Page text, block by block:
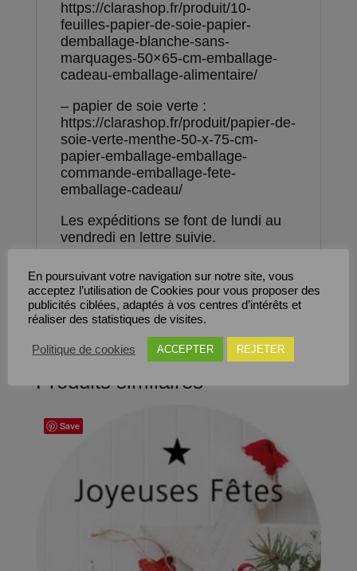
https://clarashop.fr/produit/10-
feuilles-papier-de-soie-papier-
demballage-blanche-sans-
marquages-50×65-cm-emballage-
cadeau-emballage-alimentaire/
– papier de soie verte :
https://clarashop.fr/produit/papier-de-
soie-verte-menthe-50-x-75-cm-
papier-emballage-emballage-
commande-emballage-fete-
emballage-cadeau/
Les expéditions se font de lundi au
vendredi en lettre suivie.
Nous restons à votre disposition
pour toute autre question ou
demande.
Produits similaires
Save
En poursuivant votre navigation sur notre site, vous
acceptez l’utilisation de Cookies pour vous proposer des
publicités ciblées, adaptés à vos centres d’intérêts et
réaliser des statistiques de visites.
Politique de cookies ACCEPTER REJETER